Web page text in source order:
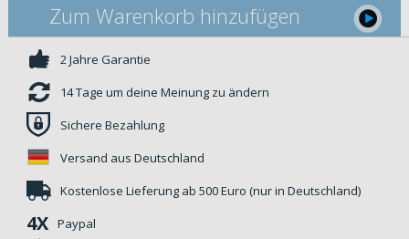
Zum Warenkorb hinzufügen
2 Jahre Garantie
14 Tage um deine Meinung zu ändern
Sichere Bezahlung
Versand aus Deutschland
Kostenlose Lieferung ab 500 Euro (nur in Deutschland)
4X Paypal